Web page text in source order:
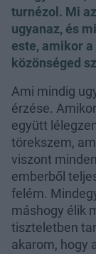
turnézol. Mi
ugyanaz, és
este, amikor
közönséged
Ami mindig
érzése.
együtt
törekszem,
viszont
emberből
felém.
máshogy élik
tiszteletben
akarom, hogy